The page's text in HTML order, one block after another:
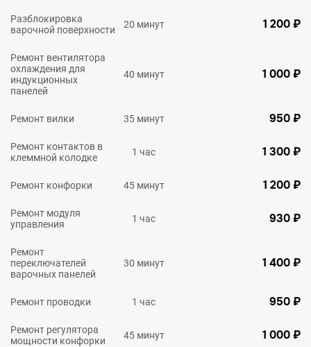
Разблокировка
варочной поверхности
20 минут 1 200 ₽
Ремонт вентилятора
охлаждения для
индукционных
панелей
40 минут 1 000 ₽
Ремонт вилки 35 минут 950 ₽
Ремонт контактов в
клеммной колодке
1 час 1 300 ₽
Ремонт конфорки 45 минут 1 200 ₽
Ремонт модуля
управления
1 час 930 ₽
Ремонт
переключателей
варочных панелей
30 минут 1 400 ₽
Ремонт проводки 1 час 950 ₽
Ремонт регулятора
мощности конфорки
45 минут 1 000 ₽